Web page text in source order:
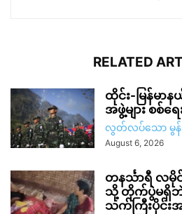
RELATED
ထိုင်း-မြန်မာ
အဖွဲ့များ စစ်ရ
လွတ်လပ်သော မွန်
August 6, 2026
တနင်္သာရီ လမို
သို့ တိုက်ပွဲမရှိဘဲ
သက်ကြီးပိုင်းအ